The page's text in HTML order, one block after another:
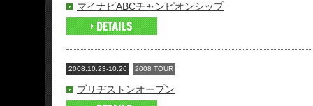
マイナビABCチャンピオンシップ
2008.10.23-10.26 2008 TOUR
ブリヂストンオープン